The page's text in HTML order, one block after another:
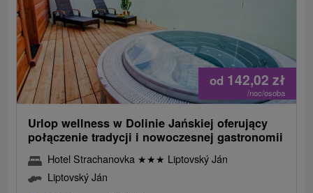
od 142,02 zł
/noc/osoba
Urlop wellness w Dolinie Jańskiej oferujący
połączenie tradycji i nowoczesnej gastronomii
Hotel Strachanovka ★★★ Liptovský Ján
Liptovský Ján